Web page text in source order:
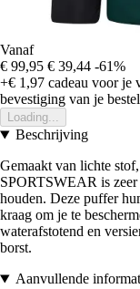
Vanaf
€ 99,95 € 39,44 -61%
+€ 1,97 cadeau voor je
bevestiging van je
Loading...
Beschrijving
Gemaakt van lichte
SPORTSWEAR is
houden. Deze puffer
kraag om je te
waterafstotend en
borst.
Aanvullende